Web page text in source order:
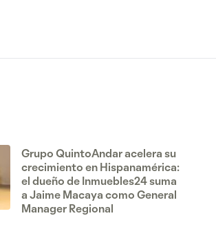
Grupo QuintoAndar acelera su
crecimiento en Hispanamérica:
el dueño de Inmuebles24 suma
a Jaime Macaya como General
Manager Regional